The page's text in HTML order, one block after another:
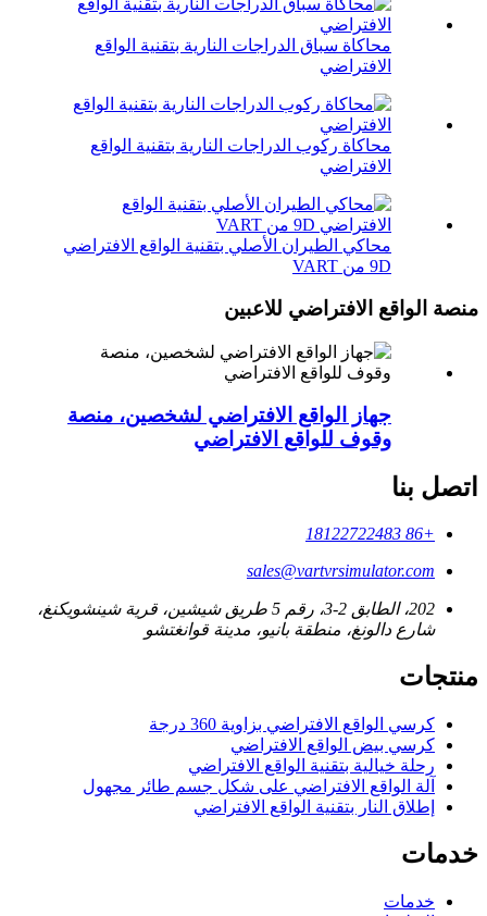
محاكاة سباق الدراجات النارية بتقنية الواقع
الافتراضي
محاكاة ركوب الدراجات النارية بتقنية الواقع
الافتراضي
محاكي الطيران الأصلي بتقنية الواقع الافتراضي
9D من VART
منصة الواقع الافتراضي للاعبين
جهاز الواقع الافتراضي لشخصين، منصة
وقوف للواقع الافتراضي
اتصل بنا
+86 18122722483
sales@vartvrsimulator.com
202، الطابق 2-3، رقم 5 طريق شيشين، قرية شينشويكنغ،
شارع دالونغ، منطقة بانيو، مدينة قوانغتشو
منتجات
كرسي الواقع الافتراضي بزاوية 360 درجة
كرسي بيض الواقع الافتراضي
رحلة خيالية بتقنية الواقع الافتراضي
آلة الواقع الافتراضي على شكل جسم طائر مجهول
إطلاق النار بتقنية الواقع الافتراضي
خدمات
خدمات